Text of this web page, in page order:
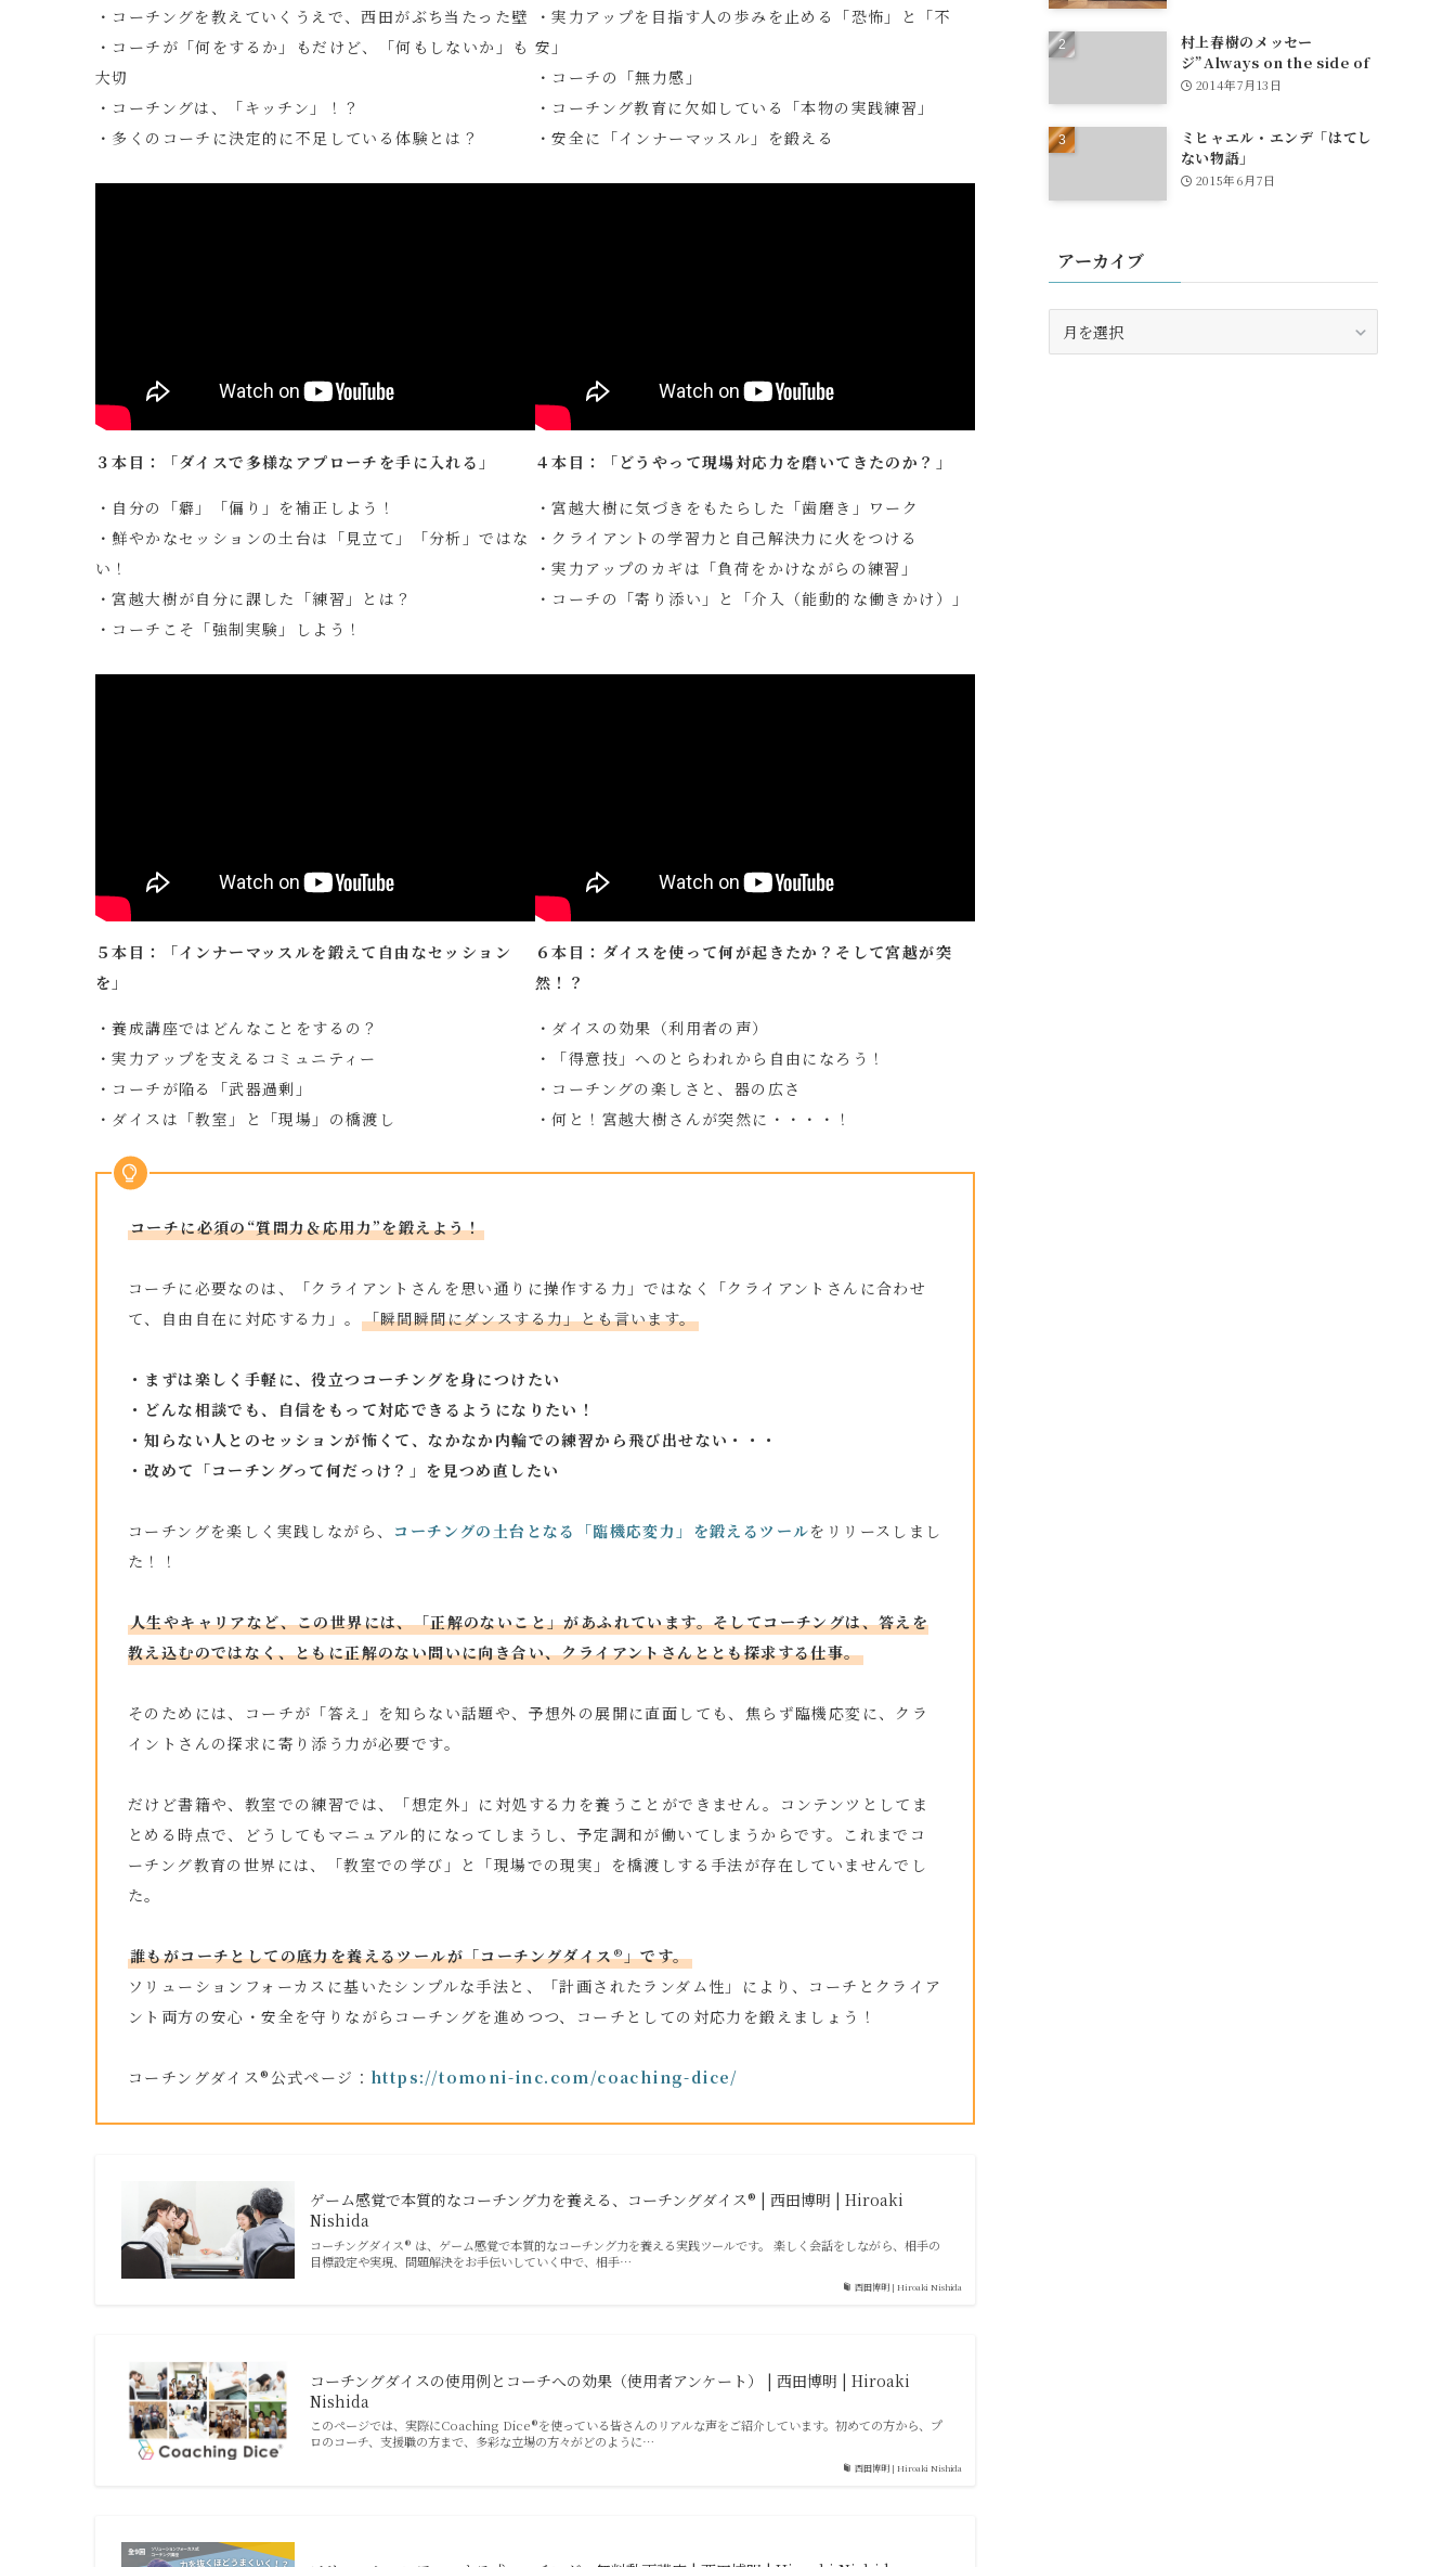
・コーチングを教えていくうえで、西田がぶち当たった壁
・コーチが「何をするか」もだけど、「何もしないか」も
大切
・コーチングは、「キッチン」！？
・多くのコーチに決定的に不足している体験とは？
・実力アップを目指す人の歩みを止める「恐怖」と「不
安」
・コーチの「無力感」
・コーチング教育に欠如している「本物の実践練習」
・安全に「インナーマッスル」を鍛える
３本目：「ダイスで多様なアプローチを手に入れる」
・自分の「癖」「偏り」を補正しよう！
・鮮やかなセッションの土台は「見立て」「分析」ではな
い！
・宮越大樹が自分に課した「練習」とは？
・コーチこそ「強制実験」しよう！
４本目：「どうやって現場対応力を磨いてきたのか？」
・宮越大樹に気づきをもたらした「歯磨き」ワーク
・クライアントの学習力と自己解決力に火をつける
・実力アップのカギは「負荷をかけながらの練習」
・コーチの「寄り添い」と「介入（能動的な働きかけ）」
５本目：「インナーマッスルを鍛えて自由なセッション
を」
・養成講座ではどんなことをするの？
・実力アップを支えるコミュニティー
・コーチが陥る「武器過剰」
・ダイスは「教室」と「現場」の橋渡し
６本目：ダイスを使って何が起きたか？そして宮越が突
然！？
・ダイスの効果（利用者の声）
・「得意技」へのとらわれから自由になろう！
・コーチングの楽しさと、器の広さ
・何と！宮越大樹さんが突然に・・・・！
コーチに必須の“質問力＆応用力”を鍛えよう！
コーチに必要なのは、「クライアントさんを思い通りに操作する力」ではなく「クライアントさんに合わせ
て、自由自在に対応する力」。 「瞬間瞬間にダンスする力」とも言います。
・まずは楽しく手軽に、役立つコーチングを身につけたい
・どんな相談でも、自信をもって対応できるようになりたい！
・知らない人とのセッションが怖くて、なかなか内輪での練習から飛び出せない・・・
・改めて「コーチングって何だっけ？」を見つめ直したい
コーチングを楽しく実践しながら、 コーチングの土台となる「臨機応変力」を鍛えるツールをリリースしまし
た！！
人生やキャリアなど、この世界には、「正解のないこと」があふれています。そしてコーチングは、答えを
教え込むのではなく、ともに正解のない問いに向き合い、クライアントさんととも探求する仕事。
そのためには、コーチが「答え」を知らない話題や、予想外の展開に直面しても、焦らず臨機応変に、クラ
イントさんの探求に寄り添う力が必要です。
だけど書籍や、教室での練習では、「想定外」に対処する力を養うことができません。コンテンツとしてま
とめる時点で、どうしてもマニュアル的になってしまうし、予定調和が働いてしまうからです。これまでコ
ーチング教育の世界には、「教室での学び」と「現場での現実」を橋渡しする手法が存在していませんでし
た。
誰もがコーチとしての底力を養えるツールが「コーチングダイス®」です。
ソリューションフォーカスに基いたシンプルな手法と、「計画されたランダム性」により、コーチとクライア
ント両方の安心・安全を守りながらコーチングを進めつつ、コーチとしての対応力を鍛えましょう！
コーチングダイス®公式ページ： https://tomoni-inc.com/coaching-dice/
西田博明 | Hiroaki Nishida
ゲーム感覚で本質的なコーチング力を養える、コーチングダイス® | 西田博明 | Hiroaki
Nishida
コーチングダイス® は、ゲーム感覚で本質的なコーチング力を養える実践ツールです。 楽しく会話をしながら、相手の
目標設定や実現、問題解決をお手伝いしていく中で、相手…
西田博明 | Hiroaki Nishida
コーチングダイスの使用例とコーチへの効果（使用者アンケート） | 西田博明 | Hiroaki
Nishida
このページでは、実際にCoaching Dice®を使っている皆さんのリアルな声をご紹介しています。初めての方から、プ
ロのコーチ、支援職の方まで、多彩な立場の方々がどのように…
村上春樹のメッセー
ジ”Always on the side of
egg"
2014年7月13日
ミヒャエル・エンデ「はてし
ない物語」
2015年6月7日
アーカイブ